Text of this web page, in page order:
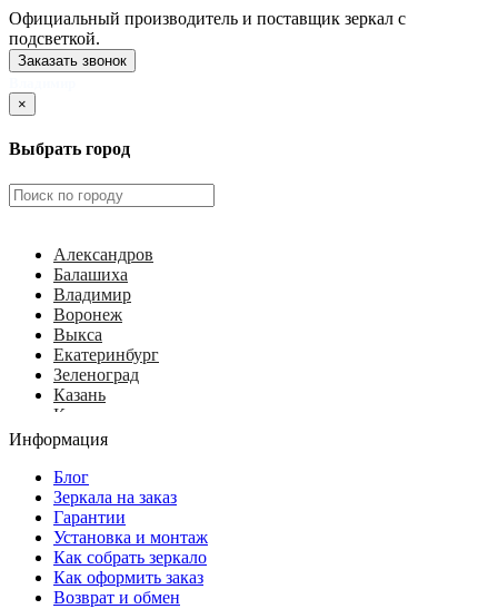
Официальный производитель и поставщик зеркал с
подсветкой.
Заказать звонок
×
Выбрать город
Александров
Балашиха
Владимир
Воронеж
Выкса
Екатеринбург
Зеленоград
Казань
Калуга
Ковров
Королёв
Красногорск
Курск
Липецк
Москва
Московский
Муром
Нижний Новгород
Информация
Блог
Зеркала на заказ
Гарантии
Установка и монтаж
Как собрать зеркало
Как оформить заказ
Возврат и обмен